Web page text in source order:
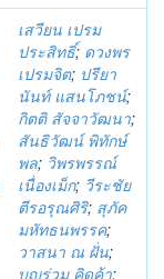
เสวียน เปรม
ประสิทธิ์; ดวงพร
เปรมจิต; ปรียา
นันท์ แสนโภชน์;
กิตติ สัจจาวัฒนา;
สันธิวัฒน์ พิทักษ์
พล; วิพรพรรณ์
เนื่องเม็ก; วีระชัย
ตีรอรุณศิริ; สุภัค
มหัทธนพรรค;
วาสนา ณ ฝั่น;
บุญร่วม คิดค้า;